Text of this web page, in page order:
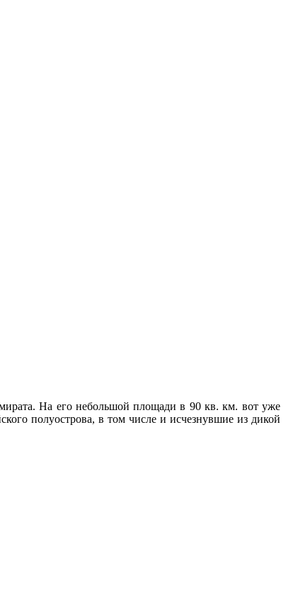
На его небольшой площади в 90 кв. км. вот уже
полуострова, в том числе и исчезнувшие из дикой